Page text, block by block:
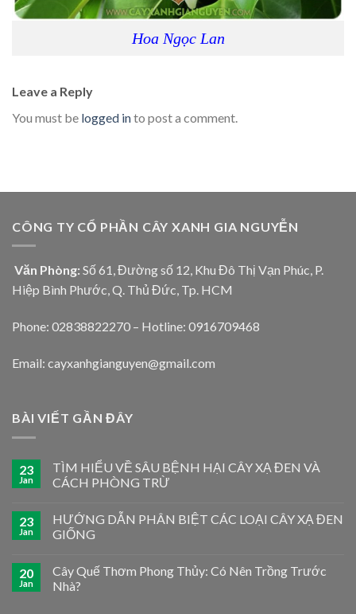
Hoa Ngọc Lan
Leave a Reply
You must be logged into post a comment.
CÔNG TY CỔ PHẦN CÂY XANH GIA NGUYỄN
Văn Phòng: Số 61, Đường số 12, Khu Đô Thị Vạn Phúc, P.
Hiệp Bình Phước, Q. Thủ Đức, Tp. HCM
Phone: 02838822270 – Hotline: 0916709468
Email: cayxanhgianguyen@gmail.com
BÀI VIẾT GẦN ĐÂY
23
Jan
TÌM HIỂU VỀ SÂU BỆNH HẠI CÂY XẠ ĐEN VÀ
CÁCH PHÒNG TRỪ
23
Jan
HƯỚNG DẪN PHÂN BIỆT CÁC LOẠI CÂY XẠ ĐEN
GIỐNG
20
Jan
Cây Quế Thơm Phong Thủy: Có Nên Trồng Trước
Nhà?